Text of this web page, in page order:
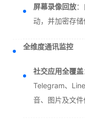
屏幕录像回放
动，并加密存储
全维度通讯监控
社交应用全覆盖
Telegram、
音、图片及文件